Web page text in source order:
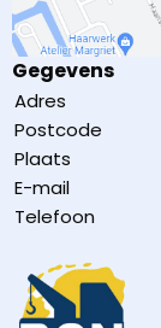
Gegevens
Adres
Postcode
Plaats
E-mail
Telefoon